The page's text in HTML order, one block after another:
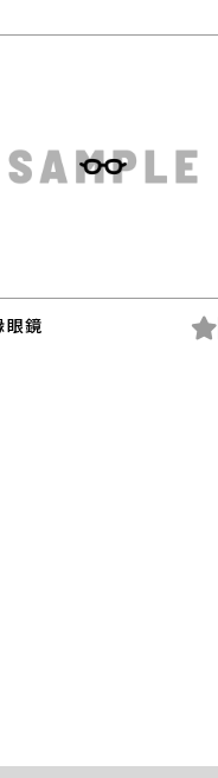
眼鏡